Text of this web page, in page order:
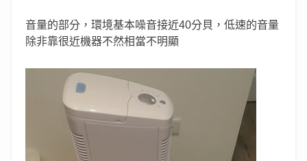
音量的部分，環境基本噪音接近40分貝，低速的音量
除非靠很近機器不然相當不明顯